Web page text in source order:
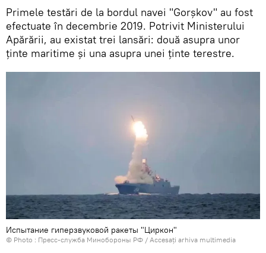
Primele testări de la bordul navei "Gorșkov" au fost
efectuate în decembrie 2019. Potrivit Ministerului
Apărării, au existat trei lansări: două asupra unor
ținte maritime și una asupra unei ținte terestre.
Испытание гиперзвуковой ракеты "Циркон"
© Photo : Пресс-служба Минобороны РФ / Accesați arhiva multimedia